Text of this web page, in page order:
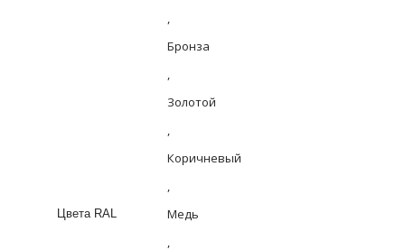
Цвета RAL
,
Бронза
,
Золотой
,
Коричневый
,
Медь
,